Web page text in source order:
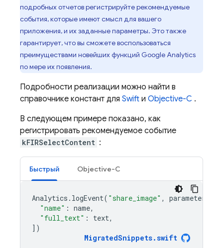
подробных отчетов регистрируйте рекомендуемые
события, которые имеют смысл для вашего
приложения, и их заданные параметры. Это также
гарантирует, что вы сможете воспользоваться
преимуществами новейших функций Google Analytics
по мере их появления.
Подробности реализации можно найти в
справочнике констант для Swift и Objective-C .
В следующем примере показано, как
регистрировать рекомендуемое событие
kFIRSelectContent :
Быстрый Objective-C
Analytics . logEvent( "share_image" , parameters
"name" : name,
"full_text" : text,
])
MigratedSnippets.swift